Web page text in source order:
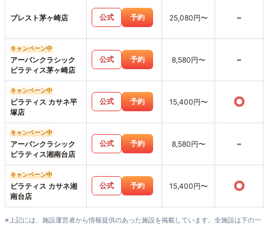
ブレスト茅ヶ崎店 公式 予約 25,080円〜 -
キャンペーン中
アーバンクラシック
ピラティス茅ヶ崎店
公式 予約 8,580円〜 -
キャンペーン中
ピラティス カサネ平
塚店
公式 予約 15,400円〜 ○
キャンペーン中
アーバンクラシック
ピラティス湘南台店
公式 予約 8,580円〜 -
キャンペーン中
ピラティス カサネ湘
南台店
公式 予約 15,400円〜 ○
※上記には、施設運営者から情報提供のあった施設を掲載しています。全施設は下の一